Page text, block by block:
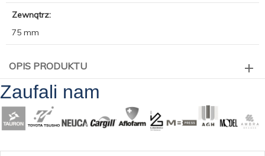
Zewnątrz:
75 mm
OPIS PRODUKTU
Zaufali nam